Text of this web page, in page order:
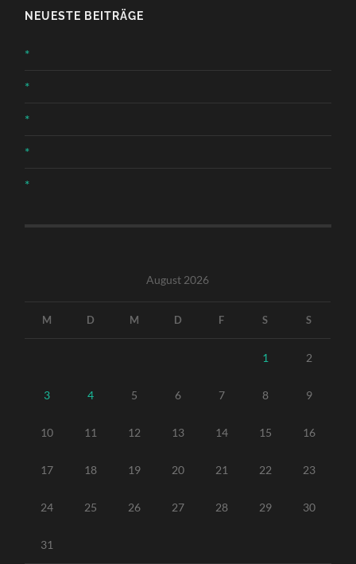
NEUESTE BEITRÄGE
*
*
*
*
*
August 2026
M D M D F S S
1 2
3 4 5 6 7 8 9
10 11 12 13 14 15 16
17 18 19 20 21 22 23
24 25 26 27 28 29 30
31